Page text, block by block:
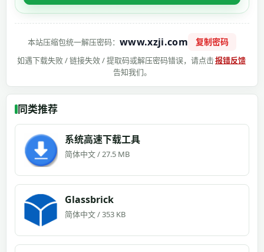
本站压缩包统一解压密码：www.xzji.com 复制密码
如遇下载失败 / 链接失效 / 提取码或解压密码错误，请点击报错反馈
告知我们。
同类推荐
系统高速下载工具
简体中文 / 27.5 MB
Glassbrick
简体中文 / 353 KB